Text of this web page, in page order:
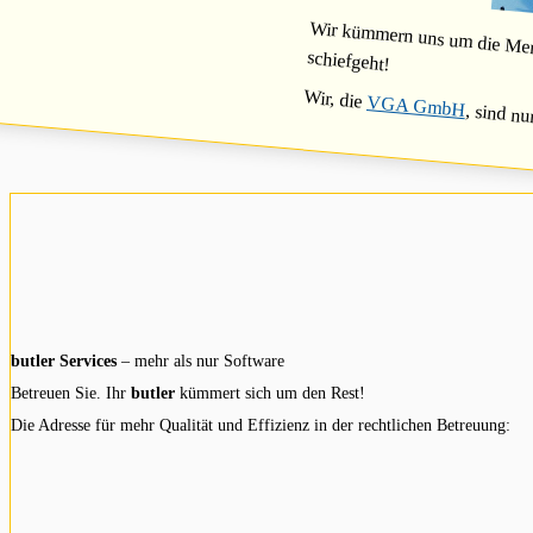
Wir kümmern uns um die
schiefgeht!
Wir, dieVGA GmbH, sind
butler Services – mehr als nur Software
Betreuen Sie. Ihr butler kümmert sich um den Rest!
Die Adresse für mehr Qualität und Effizienz in der rechtlichen Betreuung: